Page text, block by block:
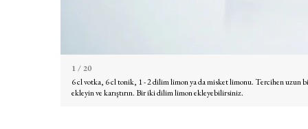
1 / 20
6 cl votka, 6 cl tonik, 1 - 2 dilim limon ya da misket limonu. Tercihen uzun
ekleyin ve karıştırın. Bir iki dilim limon ekleyebilirsiniz.